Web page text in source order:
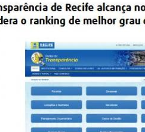
RECURSOS PLR
RECURSOS PLR
/ ESCLARECIMENTO
DE GERENCIAMENTO DO
EMPREGADOS DA EMPREL
DOS FUNCIONÁRIOS